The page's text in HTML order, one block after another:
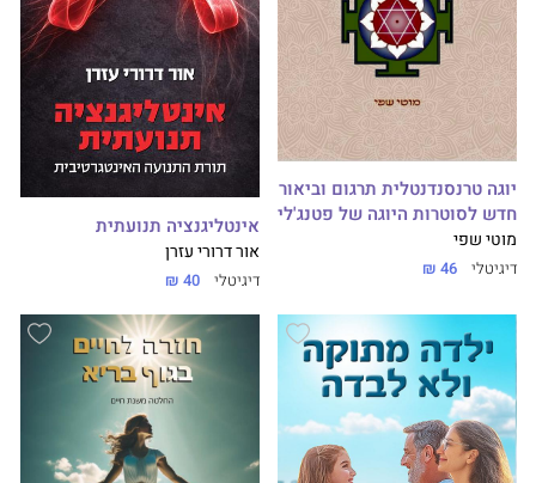
יוגה טרנסנדנטלית תרגום וביאור
חדש לסוטרות היוגה של פטנג'לי
מוטי שפי
דיגיטלי 46 ₪
אינטליגנציה תנועתית
אור דרורי עזרן
דיגיטלי 40 ₪